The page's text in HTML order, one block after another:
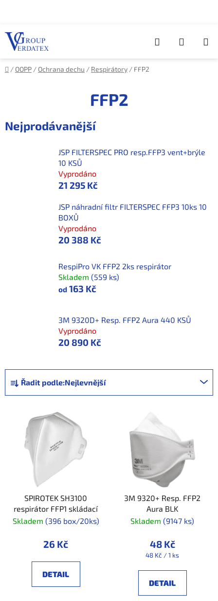
Hledat
KOŠÍK
Domů
/ OOPP / Ochrana dechu / Respirátory / FFP2
FFP2
Nejprodávanější
JSP FILTERSPEC PRO resp.FFP3 vent+brýle
10 KSŮ
Vyprodáno
21 295 Kč
JSP náhradní filtr FILTERSPEC FFP3 10ks 10
BOXŮ
Vyprodáno
20 388 Kč
RespiPro VK FFP2 2ks respirátor
Skladem (559 ks)
od 163 Kč
3M 9320D+ Resp. FFP2 Aura 440 KSŮ
Vyprodáno
20 890 Kč
Ř
a
z
Řadit podle:Nejlevnější
SPIROTEK SH3100
respirátor FFP1 skládací
Skladem (396 box/20ks)
26 Kč
DETAIL
3M 9320+ Resp. FFP2
Aura BLK
Skladem (9147 ks)
48 Kč
Měrná
48 Kč / 1 ks
DETAIL